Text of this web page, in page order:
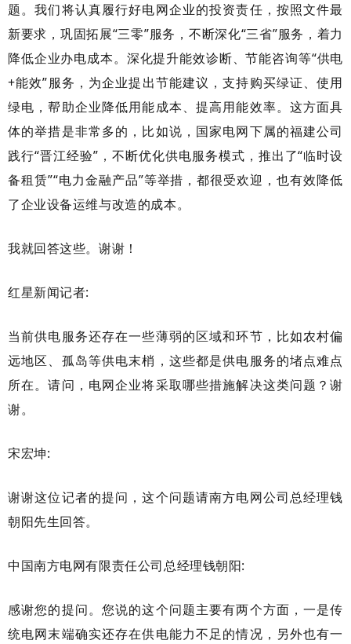
题。我们将认真履行好电网企业的投资责任，按照文件最
新要求，巩固拓展“三零”服务，不断深化“三省”服务，着力
降低企业办电成本。深化提升能效诊断、节能咨询等“供电
+能效”服务，为企业提出节能建议，支持购买绿证、使用
绿电，帮助企业降低用能成本、提高用能效率。这方面具
体的举措是非常多的，比如说，国家电网下属的福建公司
践行“晋江经验”，不断优化供电服务模式，推出了“临时设
备租赁”“电力金融产品”等举措，都很受欢迎，也有效降低
了企业设备运维与改造的成本。
我就回答这些。谢谢！
红星新闻记者:
当前供电服务还存在一些薄弱的区域和环节，比如农村偏
远地区、孤岛等供电末梢，这些都是供电服务的堵点难点
所在。请问，电网企业将采取哪些措施解决这类问题？谢
谢。
宋宏坤:
谢谢这位记者的提问，这个问题请南方电网公司总经理钱
朝阳先生回答。
中国南方电网有限责任公司总经理钱朝阳:
感谢您的提问。您说的这个问题主要有两个方面，一是传
统电网末端确实还存在供电能力不足的情况，另外也有一